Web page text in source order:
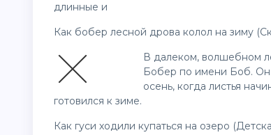
длинные и
Как бобер лесной дрова колол на зиму
В далеком, волшебном
Бобер по имени Боб.
осень, когда листья
готовился к зиме.
Как гуси ходили купаться на озеро